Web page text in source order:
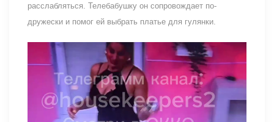
расслабляться. Телебабушку он сопровождает по-
дружески и помог ей выбрать платье для гулянки.